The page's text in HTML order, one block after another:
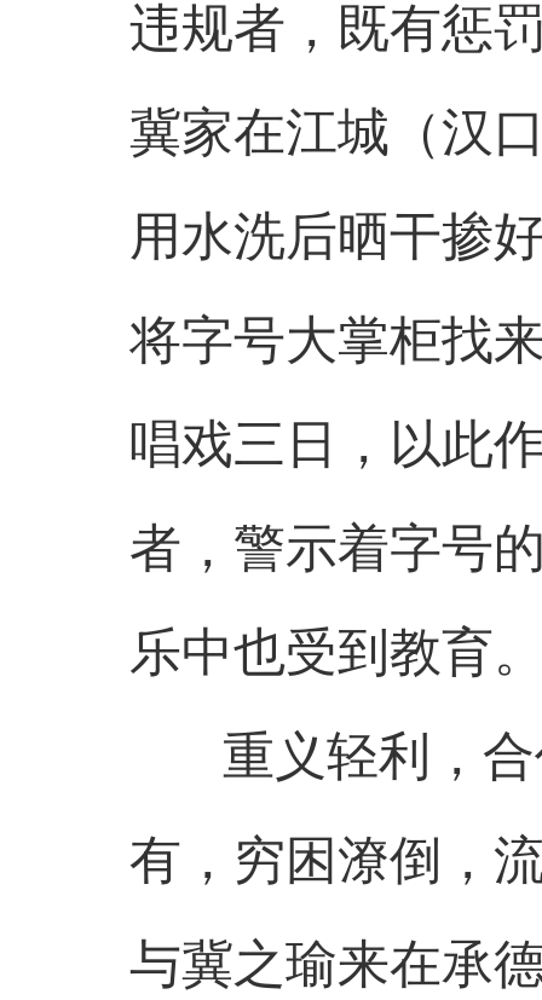
违规者，既有惩
冀家在江城（汉
用水洗后晒干掺
将字号大掌柜找
唱戏三日，以此
者，警示着字号
乐中也受到教育
重义轻利，合
有，穷困潦倒，
与冀之瑜来在承